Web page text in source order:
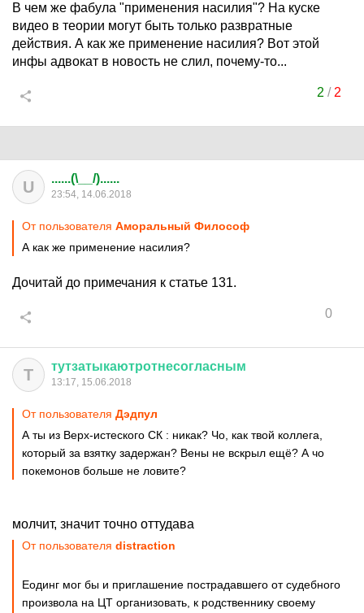
В чем же фабула "применения насилия"? На куске
видео в теории могут быть только развратные
действия. А как же применение насилия? Вот этой
инфы адвокат в новость не слил, почему-то...
2 / 2
U ......(\__/)......
23:54, 14.06.2018
От пользователя Аморальный Философ
А как же применение насилия?
Дочитай до примечания к статье 131.
0
Т тутзатыкаютротнесогласным
13:17, 15.06.2018
От пользователя Дэдпул
А ты из Верх-истеского СК : никак? Чо, как твой коллега,
который за взятку задержан? Вены не вскрыл ещё? А чо
покемонов больше не ловите?
молчит, значит точно оттудава
От пользователя distraction
Еодинг мог бы и приглашение пострадавшего от судебного
произвола на ЦТ организовать, к родственнику своему